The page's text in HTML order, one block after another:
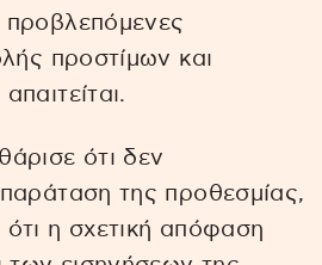
προστίμων και
ότι δεν
της προθεσμίας,
η σχετική απόφαση